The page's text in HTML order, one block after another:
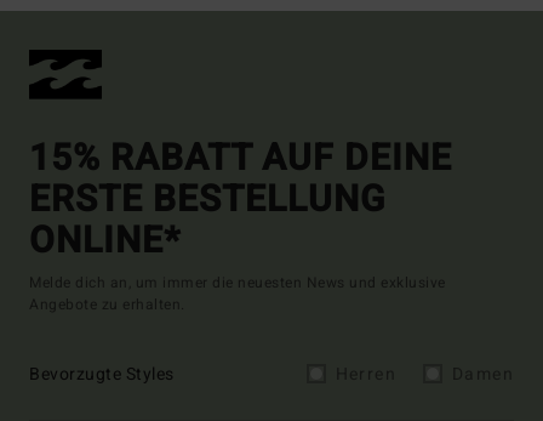
15% RABATT AUF DEINE
ERSTE BESTELLUNG
ONLINE*
Melde dich an, um immer die neuesten News und exklusive
Angebote zu erhalten.
Bevorzugte Styles